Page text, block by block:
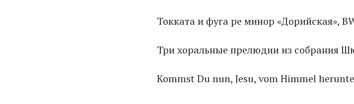
Токката и фуга ре минор
Три хоральные прелюдии из собрания
Kommst Du nun, Jesu, vom Himmel